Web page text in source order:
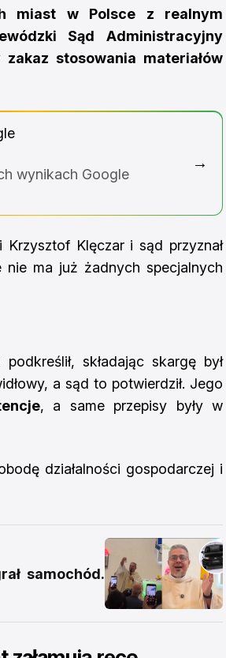
miast w Polsce z realnym
Sąd Administracyjny
stosowania materiałów
wynikach Google
→
Krzysztof Klęczar i sąd przyznał
ma już żadnych specjalnych
składając skargę był
a sąd to potwierdził. Jego
, a same przepisy były w
działalności gospodarczej i
samochód.